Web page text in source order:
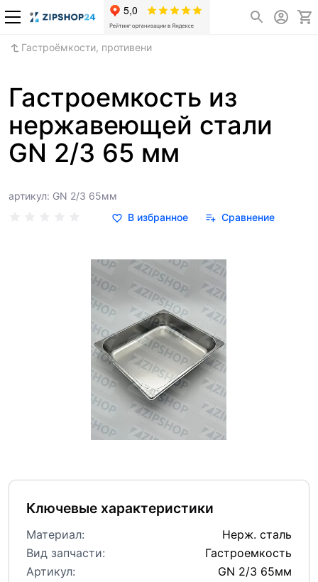
Гастроёмкости, противени
Гастроемкость из
нержавеющей стали
GN 2/3 65 мм
артикул: GN 2/3 65мм
В избранное
Сравнение
Ключевые характеристики
Материал:
Нерж. сталь
Вид запчасти:
Гастроемкость
Артикул:
GN 2/3 65мм